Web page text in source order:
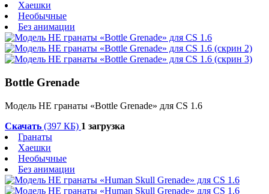
Хаешки
Необычные
Без анимации
Bottle Grenade
Модель HE гранаты «Bottle Grenade» для CS 1.6
Скачать (397 КБ) 1 загрузка
Гранаты
Хаешки
Необычные
Без анимации